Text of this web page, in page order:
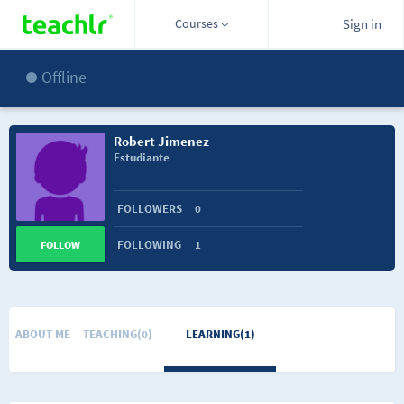
Courses Sign in
Offline
Robert Jimenez
Estudiante
FOLLOWERS 0
FOLLOWING 1
FOLLOW
ABOUT ME TEACHING(0) LEARNING(1)